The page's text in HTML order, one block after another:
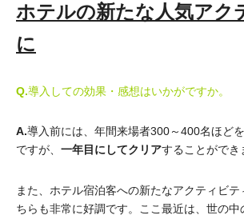
ホテルの新たな人気アク
に
Q.導入しての効果・感想はいかがですか。
A.導入前には、年間来場者300～400名ほど
ですが、 一年目にしてクリアすることができ
また、ホテル宿泊客への新たなアクティビテ
ちらも非常に好調です。ここ最近は、世の中